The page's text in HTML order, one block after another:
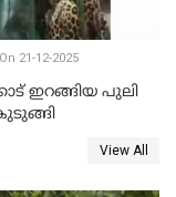
21-12-2025
ഇറങ്ങിയ പുലി
View All